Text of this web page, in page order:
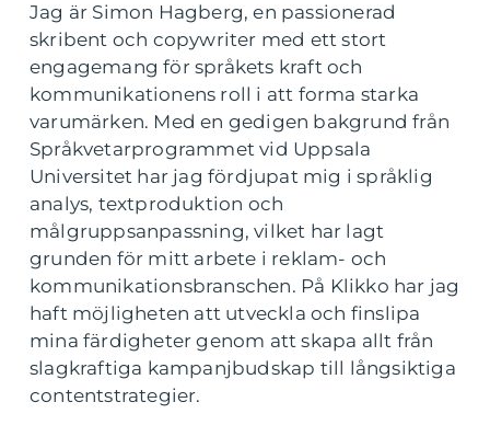
Jag är Simon Hagberg, en passionerad
skribent och copywriter med ett stort
engagemang för språkets kraft och
kommunikationens roll i att forma starka
varumärken. Med en gedigen bakgrund från
Språkvetarprogrammet vid Uppsala
Universitet har jag fördjupat mig i språklig
analys, textproduktion och
målgruppsanpassning, vilket har lagt
grunden för mitt arbete i reklam- och
kommunikationsbranschen. På Klikko har jag
haft möjligheten att utveckla och finslipa
mina färdigheter genom att skapa allt från
slagkraftiga kampanjbudskap till långsiktiga
contentstrategier.